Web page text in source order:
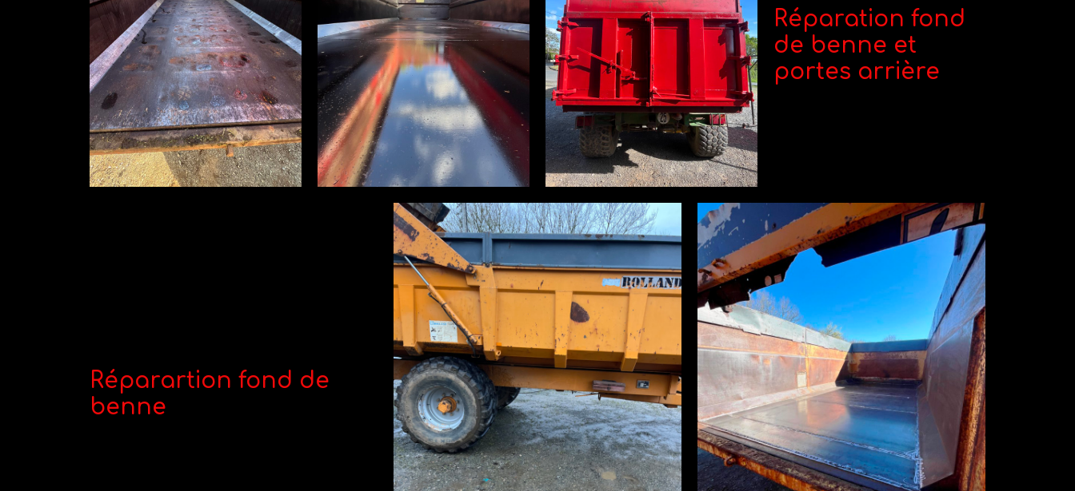
Réparation fond
de benne et
portes arrière
Réparartion fond de
benne